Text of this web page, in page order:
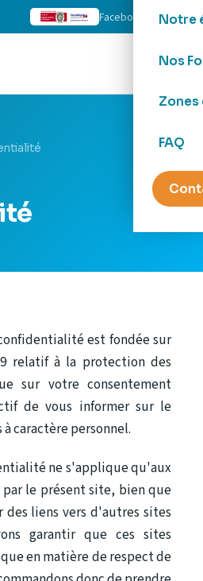
Facebook LinkedIn
Notre
Nos
Zones
FAQ
est fondée sur
relatif à la protection des
sur votre consentement
de vous informer sur le
caractère personnel.
ne s'applique qu'aux
le présent site, bien que
liens vers d'autres sites
garantir que ces sites
en matière de respect de